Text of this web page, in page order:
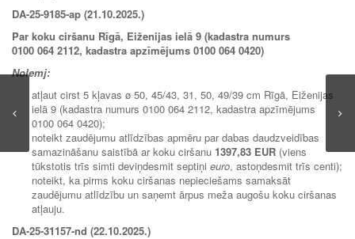
DA-25-9185-ap (21.10.2025.)
Par koku ciršanu Rīgā, Eiženijas ielā 9 (kadastra numurs
0100 064 2112, kadastra apzīmējums 0100 064 0420)
Nolemj:
atļaut cirst 5 kļavas ø 50, 45/43, 31, 50, 49/39 cm Rīgā, Eiženijas
ielā 9 (kadastra numurs 0100 064 2112, kadastra apzīmējums
0100 064 0420);
noteikt zaudējumu atlīdzības apmēru par dabas daudzveidības
samazināšanu saistībā ar koku ciršanu 1397,83 EUR (viens
tūkstotis trīs simti deviņdesmit septiņi euro, astoņdesmit trīs centi);
noteikt, ka pirms koku ciršanas nepieciešams samaksāt
zaudējumu atlīdzību un saņemt ārpus meža augošu koku ciršanas
atļauju.
DA-25-31157-nd (22.10.2025.)